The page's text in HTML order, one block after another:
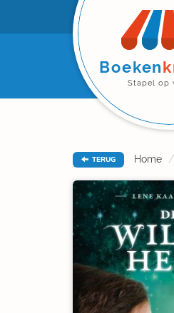
Boeken
Stapel op
TERUG Home